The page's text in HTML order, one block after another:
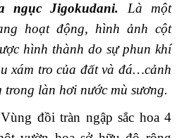
ngục Jigokudani. Là một
hoạt động, hình ảnh cột
hình thành do sự phun khí
xám tro của đất và đá…cảnh
trong làn hơi nước mù sương.
Vùng đồi tràn ngập sắc hoa 4